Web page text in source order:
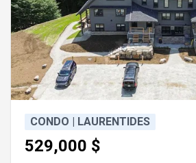
CONDO | LAURENTIDES
529,000 $